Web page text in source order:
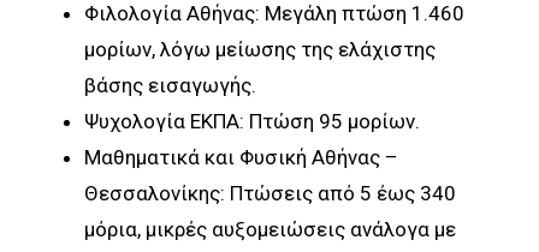
Φιλολογία Αθήνας: Μεγάλη πτώση 1.460
μορίων, λόγω μείωσης της ελάχιστης
βάσης εισαγωγής.
Ψυχολογία ΕΚΠΑ: Πτώση 95 μορίων.
Μαθηματικά και Φυσική Αθήνας –
Θεσσαλονίκης: Πτώσεις από 5 έως 340
μόρια, μικρές αυξομειώσεις ανάλογα με